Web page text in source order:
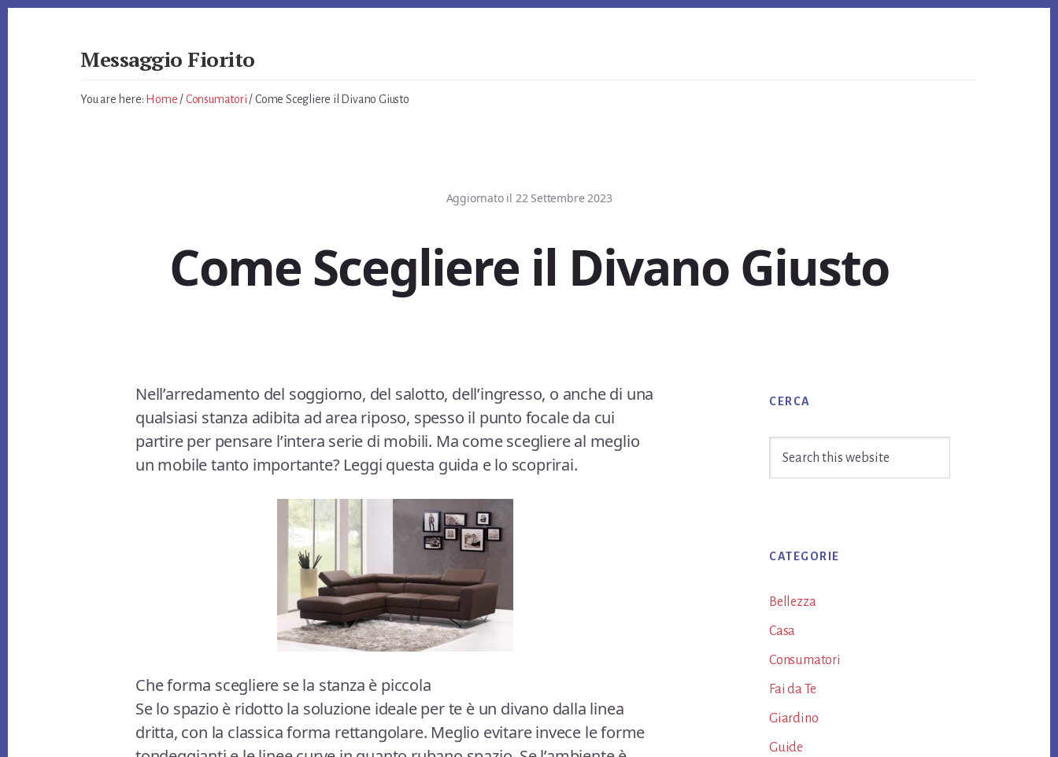
Messaggio Fiorito
e
You are here: Home /Consumatori /Come Scegliere il Divano Giusto
Aggiornato il 22 Settembre 2023
Come Scegliere il Divano Giusto
Nell’arredamento del soggiorno, del salotto, dell’ingresso, o anche di una
qualsiasi stanza adibita ad area riposo, spesso il punto focale da cui
partire per pensare l’intera serie di mobili. Ma come scegliere al meglio
un mobile tanto importante? Leggi questa guida e lo scoprirai.
Che forma scegliere se la stanza è piccola
Se lo spazio è ridotto la soluzione ideale per te è un divano dalla linea
dritta, con la classica forma rettangolare. Meglio evitare invece le forme
Primary
Sidebar
CERCA
CATEGORIE
Bellezza
Casa
Consumatori
Fai da Te
Giardino
Guide